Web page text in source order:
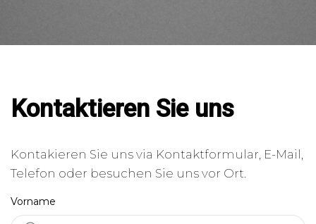
Kontaktieren Sie uns
Kontakieren Sie uns via Kontaktformular, E-Mail,
Telefon oder besuchen Sie uns vor Ort.
Vorname